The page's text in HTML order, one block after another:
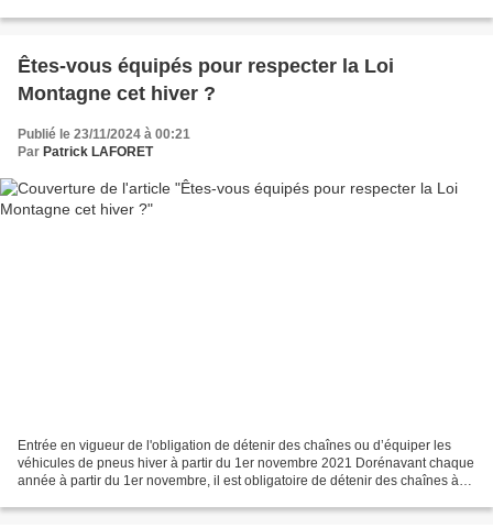
Êtes-vous équipés pour respecter la Loi
Montagne cet hiver ?
Publié le 23/11/2024 à 00:21
Par Patrick LAFORET
Entrée en vigueur de l'obligation de détenir des chaînes ou d’équiper les
véhicules de pneus hiver à partir du 1er novembre 2021 Dorénavant chaque
année à partir du 1er novembre, il est obligatoire de détenir des chaînes à